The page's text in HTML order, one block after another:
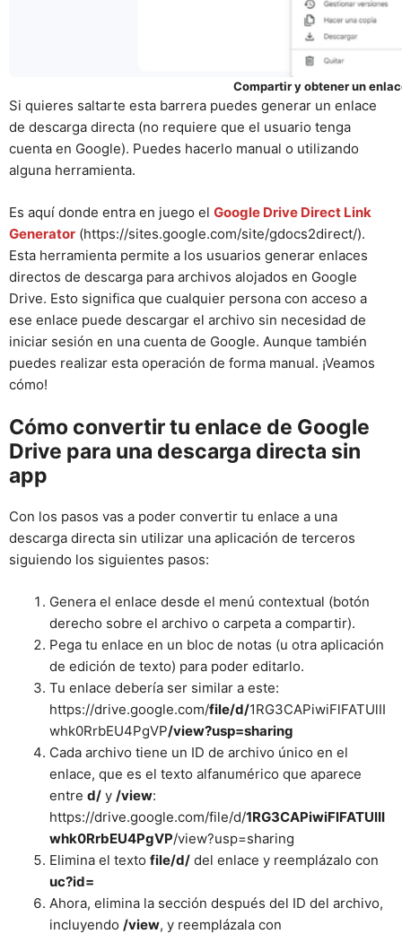
Compartir y obtener un
Si quieres saltarte esta barrera puedes generar un enlace
de descarga directa (no requiere que el usuario tenga
cuenta en Google). Puedes hacerlo manual o utilizando
alguna herramienta.
Es aquí donde entra en juego el Google Drive Direct Link
Generator (https://sites.google.com/site/gdocs2direct/).
Esta herramienta permite a los usuarios generar enlaces
directos de descarga para archivos alojados en Google
Drive. Esto significa que cualquier persona con acceso a
ese enlace puede descargar el archivo sin necesidad de
iniciar sesión en una cuenta de Google. Aunque también
puedes realizar esta operación de forma manual. ¡Veamos
cómo!
Cómo convertir tu enlace de Google
Drive para una descarga directa sin
app
Con los pasos vas a poder convertir tu enlace a una
descarga directa sin utilizar una aplicación de terceros
siguiendo los siguientes pasos:
Genera el enlace desde el menú contextual (botón
derecho sobre el archivo o carpeta a compartir).
Pega tu enlace en un bloc de notas (u otra aplicación
de edición de texto) para poder editarlo.
Tu enlace debería ser similar a este:
https://drive.google.com/file/d/1RG3CAPiwiFlFATUlII
whk0RrbEU4PgVP/view?usp=sharing
Cada archivo tiene un ID de archivo único en el
enlace, que es el texto alfanumérico que aparece
entre d/ y /view:
https://drive.google.com/file/d/1RG3CAPiwiFlFATUlII
whk0RrbEU4PgVP/view?usp=sharing
Elimina el texto file/d/ del enlace y reemplázalo con
uc?id=
Ahora, elimina la sección después del ID del archivo,
incluyendo /view, y reemplázala con